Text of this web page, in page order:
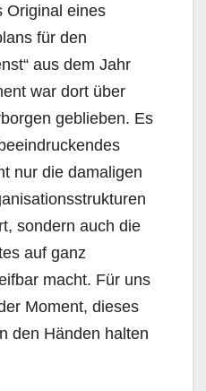
Original eines
für den
aus dem Jahr
war dort über
geblieben. Es
nur die damaligen
sondern auch die
auf ganz
macht. Für uns
Moment, dieses
den Händen halten